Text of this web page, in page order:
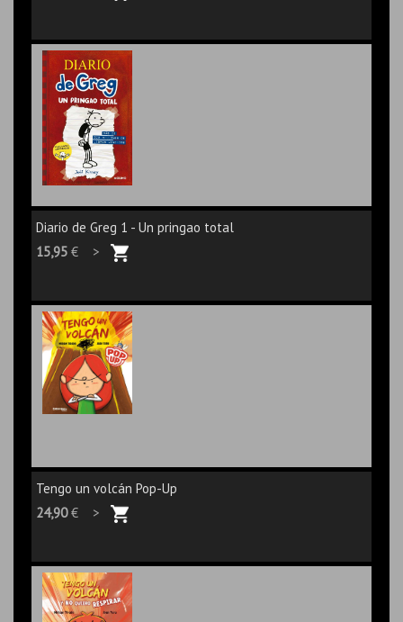
Diario de Greg 1 - Un pringao total
15,95 € >
Tengo un volcán Pop-Up
24,90€ >